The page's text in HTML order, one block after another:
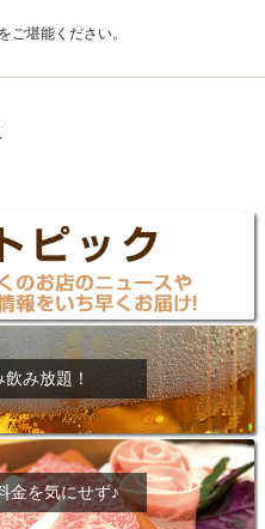
ご堪能ください。
み放題！
金を気にせず♪